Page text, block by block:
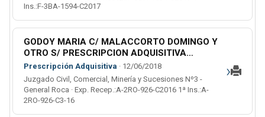
Ins.:F-3BA-1594-C2017
GODOY MARIA C/ MALACCORTO DOMINGO Y
OTRO S/ PRESCRIPCION ADQUISITIVA
(Ordinario)
Prescripción Adquisitiva · 12/06/2018
Juzgado Civil, Comercial, Minería y Sucesiones Nº3 -
General Roca · Exp. Recep.:A-2RO-926-C2016 1ª Ins.:A-
2RO-926-C3-16
›